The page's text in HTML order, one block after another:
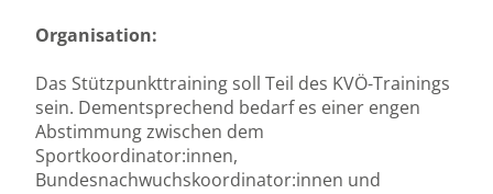
Organisation:
Das Stützpunkttraining soll Teil des KVÖ-Trainings
sein. Dementsprechend bedarf es einer engen
Abstimmung zwischen dem
Sportkoordinator:innen,
Bundesnachwuchskoordinator:innen und